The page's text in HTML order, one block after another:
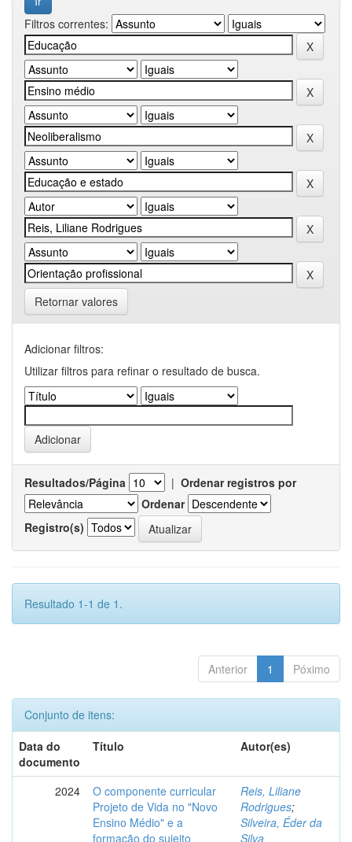
Filtros correntes:
Retornar valores
Adicionar filtros:
Utilizar filtros para refinar o resultado de busca.
Resultados/Página | Ordenar registros por
Ordenar
Registro(s)
Resultado 1-1 de 1.
Anterior 1 Póximo
Conjunto de itens:
Data do
documento
Título Autor(es)
2024
O componente curricular
Projeto de Vida no "Novo
Ensino Médio" e a
formação do sujeito
Reis, Liliane
Rodrigues;
Silveira, Éder da
Silva